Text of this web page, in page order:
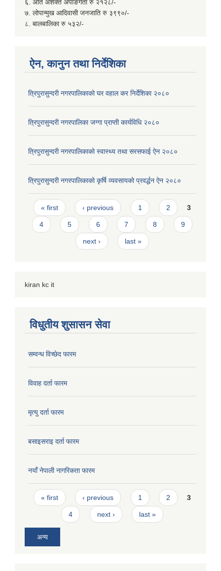
६. अति अशक्त अपाङगता रु २१२८/-
७. लोपान्मुख आदिवासी जनजाति रु ३९९०/-
८. बालबालिका रु ५३२/-
ऐन, कानुन तथा निर्देशिका
त्रिपुरासुन्दरी नगरपालिकाको घर वहाल कर निर्देशिका २०८०
त्रिपुरासुन्दरी नगरपालिका जग्गा प्राप्ती कार्यविधि २०८०
त्रिपुरासुन्दरी नगरपालिकाको स्वास्थ्य तथा सरसफाई ऐन २०८०
त्रिपुरासुन्दरी नगरपालिकाको कृर्षि व्यवसायको प्रवर्द्धन ऐन २०८०
Pages
« first ‹ previous 1 2 3
4 5 6 7 8 9
next › last »
kiran kc it
विधुतीय शुसासन सेवा
सम्वन्ध विच्छेद फारम
विवाह दर्ता फारम
मृत्यु दर्ता फारम
बसाइसराइ दर्ता फारम
नयाँ नेपाली नागरिकता फारम
Pages
« first ‹ previous 1 2 3
4 next › last »
अन्य